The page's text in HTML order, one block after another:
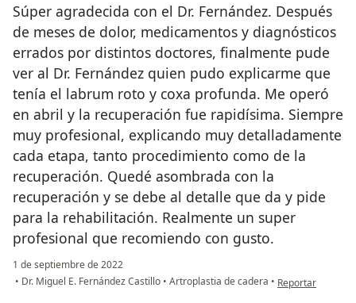
Súper agradecida con el Dr. Fernández. Después
de meses de dolor, medicamentos y diagnósticos
errados por distintos doctores, finalmente pude
ver al Dr. Fernández quien pudo explicarme que
tenía el labrum roto y coxa profunda. Me operó
en abril y la recuperación fue rapidísima. Siempre
muy profesional, explicando muy detalladamente
cada etapa, tanto procedimiento como de la
recuperación. Quedé asombrada con la
recuperación y se debe al detalle que da y pide
para la rehabilitación. Realmente un super
profesional que recomiendo con gusto.
1 de septiembre de 2022
• Dr. Miguel E. Fernández Castillo • Artroplastia de cadera • en opinión del
Reportar